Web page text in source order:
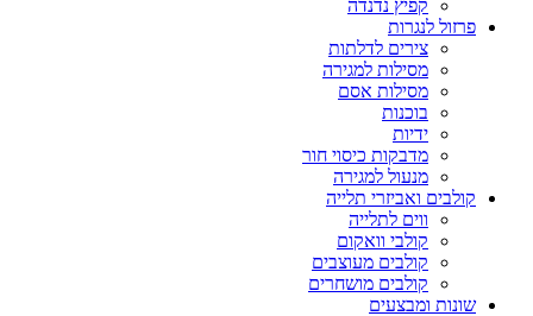
קפיץ נדנדה
פרזול לנגרות
צירים לדלתות
מסילות למגירה
מסילות אסם
בוכנות
ידיות
מדבקות כיסוי חור
מנעול למגירה
קולבים ואביזרי תלייה
ווים לתלייה
קולבי וואקום
קולבים מעוצבים
קולבים מושחרים
שונות ומבצעים